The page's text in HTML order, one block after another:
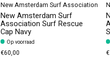
New Amsterdam Surf Association
New Amsterdam Surf
Association Surf Rescue
Cap Navy
Op voorraad
€60,00